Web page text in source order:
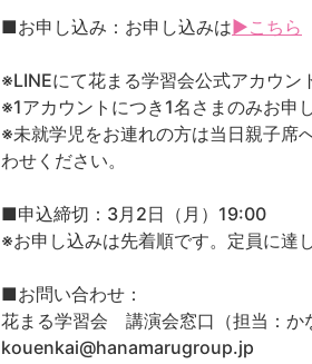
■お申し込み：お申し込みは▶こちら
※LINEにて花まる学習会公式アカウン
※1アカウントにつき1名さまのみお申
※未就学児をお連れの方は当日親子席
わせください。
■申込締切：3月2日（月）19:00
※お申し込みは先着順です。定員に達
■お問い合わせ：
花まる学習会 講演会窓口（担当：か
kouenkai@hanamarugroup.jp